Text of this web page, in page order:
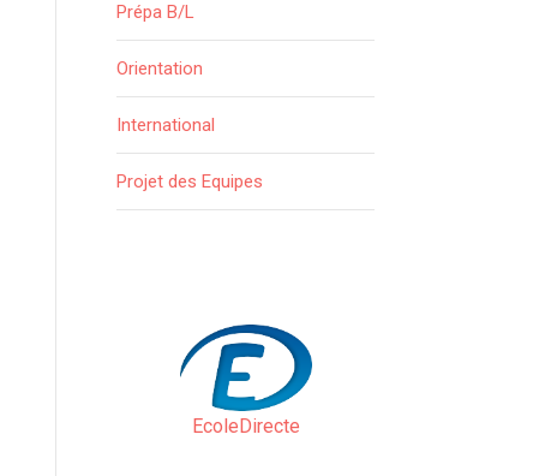
Prépa B/L
Orientation
International
Projet des Equipes
EcoleDirecte